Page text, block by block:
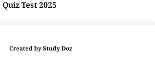
Test 2025
Created byStudy Doz